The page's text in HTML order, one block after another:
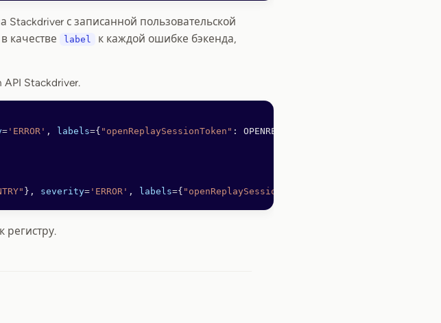
Stackdriver с записанной пользовательской
качестве
label
к каждой ошибке бэкенда,
Stackdriver.
= 'ERROR' , labels={ "openReplaySessionToken" : OPENREPLAY_SESSION_TOKEN})
}, severity= 'ERROR' , labels={ "openReplaySessionToken"
регистру.